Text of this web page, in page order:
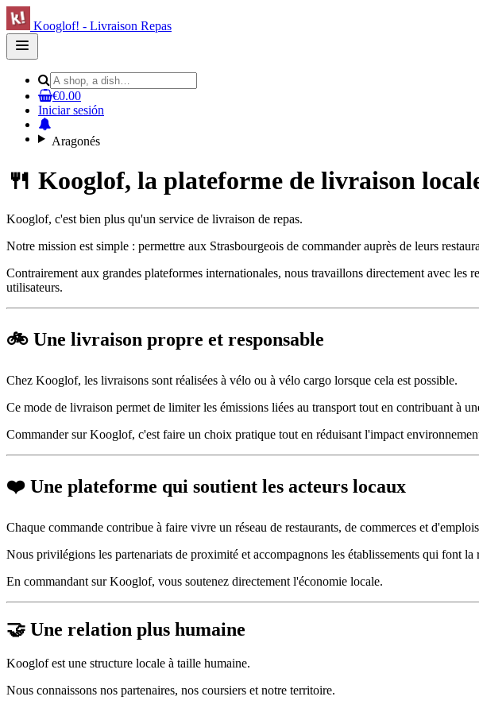
Kooglof! - Livraison Repas
Open
main
€0.00
Iniciar sesión
Aragonés
🍴 Kooglof, la plateforme de livraison
Kooglof, c'est bien plus qu'un service de livraison de repas.
Notre mission est simple : permettre aux Strasbourgeois de commander auprès de leurs
Contrairement aux grandes plateformes internationales, nous travaillons directement avec les
utilisateurs.
🚲 Une livraison propre et responsable
Chez Kooglof, les livraisons sont réalisées à vélo ou à vélo cargo lorsque cela est possible.
Ce mode de livraison permet de limiter les émissions liées au transport tout en contribuant à
Commander sur Kooglof, c'est faire un choix pratique tout en réduisant l'impact
❤️ Une plateforme qui soutient les acteurs locaux
Chaque commande contribue à faire vivre un réseau de restaurants, de commerces et
Nous privilégions les partenariats de proximité et accompagnons les établissements qui font la
En commandant sur Kooglof, vous soutenez directement l'économie locale.
🤝 Une relation plus humaine
Kooglof est une structure locale à taille humaine.
Nous connaissons nos partenaires, nos coursiers et notre territoire.